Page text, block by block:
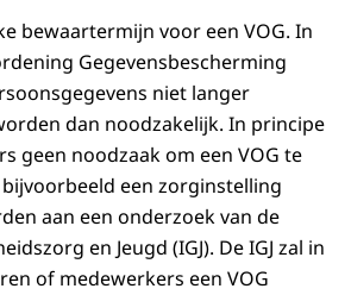
bewaartermijn voor een VOG. In
Gegevensbescherming
niet langer
dan noodzakelijk. In principe
geen noodzaak om een VOG te
een zorginstelling
aan een onderzoek van de
en Jeugd (IGJ). De IGJ zal in
of medewerkers een VOG